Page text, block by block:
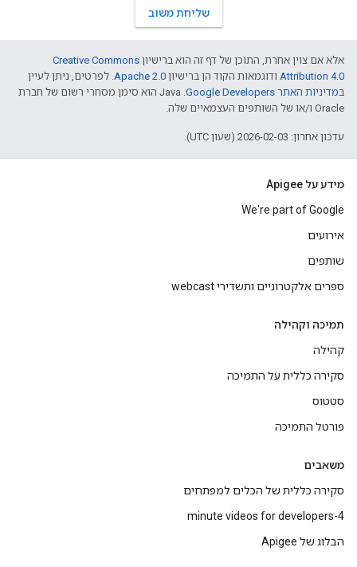
שליחת משוב
אלא אם צוין אחרת, התוכן של דף זה הוא ברישיון Creative Commons
Attribution 4.0 ודוגמאות הקוד הן ברישיון Apache 2.0. לפרטים, ניתן לעיין
במדיניות האתר Google Developers‏
.‏ Java הוא סימן מסחרי רשום של חברת
Oracle ו/או של השותפים העצמאיים שלה.
עדכון אחרון: 2026-02-03 (שעון UTC).
מידע על Apigee
We're part of Google
אירועים
שותפים
ספרים אלקטרוניים ותשדירי webcast
תמיכה וקהילה
קהילה
סקירה כללית על התמיכה
סטטוס
פורטל התמיכה
משאבים
סקירה כללית של הכלים למפתחים
4-minute videos for developers
הבלוג של Apigee